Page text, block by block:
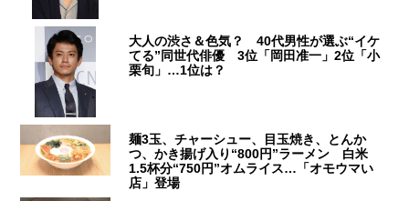
大人の渋さ＆色気？ 40代男性が選ぶ“イケ
てる”同世代俳優 3位「岡田准一」2位「小
栗旬」…1位は？
麺3玉、チャーシュー、目玉焼き、とんか
つ、かき揚げ入り“800円”ラーメン 白米
1.5杯分“750円”オムライス…「オモウマい
店」登場